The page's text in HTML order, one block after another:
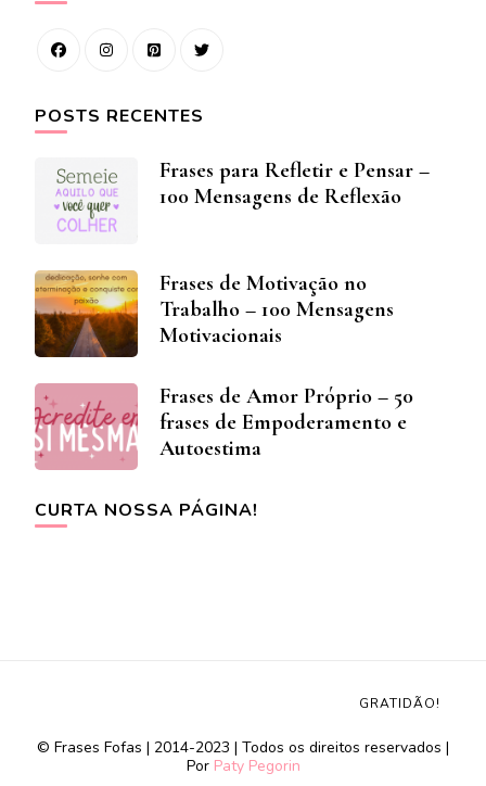
POSTS RECENTES
Frases para Refletir e Pensar –
100 Mensagens de Reflexão
Frases de Motivação no
Trabalho – 100 Mensagens
Motivacionais
Frases de Amor Próprio – 50
frases de Empoderamento e
Autoestima
CURTA NOSSA PÁGINA!
© Frases Fofas | 2014-2023 | Todos os direitos reservados |
Por Paty Pegorin
GRATIDÃO!